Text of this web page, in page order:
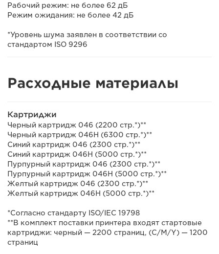
Рабочий режим: не более 62 дБ
Режим ожидания: не более 42 дБ
*Уровень шума заявлен в соответствии со
стандартом ISO 9296
Расходные материалы
Картриджи
Черный картридж 046 (2200 стр.*)**
Черный картридж 046H (6300 стр.*)**
Синий картридж 046 (2300 стр.*)**
Синий картридж 046H (5000 стр.*)**
Пурпурный картридж 046 (2300 стр.*)**
Пурпурный картридж 046H (5000 стр.*)**
Желтый картридж 046 (2300 стр.*)**
Желтый картридж 046H (5000 стр.*)**
*Согласно стандарту ISO/IEC 19798
**В комплект поставки принтера входят стартовые
картриджи: черный — 2200 страниц, (C/M/Y) — 1200
страниц